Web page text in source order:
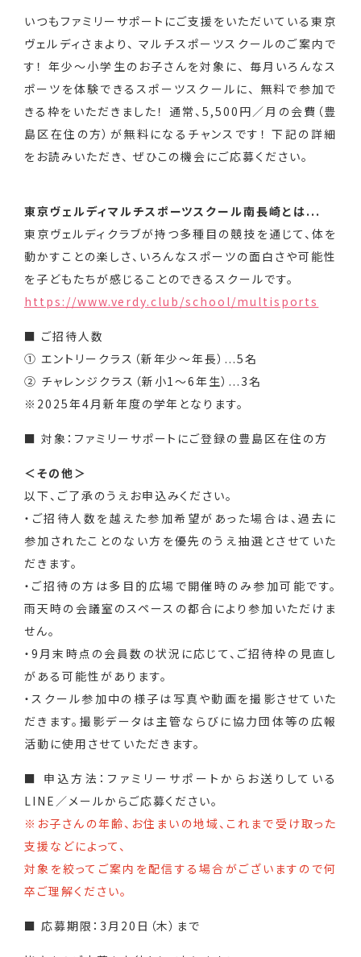
いつもファミリーサポートにご支援をいただいている東京
ヴェルディさまより、 マルチスポーツスクールのご案内で
す！ 年少〜小学生のお子さんを対象に、 毎月いろんなス
ポーツを体験できるスポーツスクールに、 無料で参加で
きる枠をいただきました！ 通常、5,500円／月の会費（豊
島区在住の方）が無料になるチャンスです！ 下記の詳細
をお読みいただき、 ぜひこの機会にご応募ください。
東京ヴェルディマルチスポーツスクール南長崎とは...
東京ヴェルディクラブが持つ多種目の競技を通じて、体を
動かすことの楽しさ、いろんなスポーツの面白さや可能性
を子どもたちが感じることのできるスクールです。
https://www.verdy.club/school/multisports
■ ご招待人数
① エントリークラス（新年少～年長）...5名
② チャレンジクラス（新小1～6年生）...3名
※2025年4月新年度の学年となります。
■ 対象：ファミリーサポートにご登録の豊島区在住の方
＜その他＞
以下、ご了承のうえお申込みください。
・ご招待人数を越えた参加希望があった場合は、過去に
参加されたことのない方を優先のうえ抽選とさせていた
だきます。
・ご招待の方は多目的広場で開催時のみ参加可能です。
雨天時の会議室のスペースの都合により参加いただけま
せん。
・9月末時点の会員数の状況に応じて、ご招待枠の見直し
がある可能性があります。
・スクール参加中の様子は写真や動画を撮影させていた
だきます。撮影データは主管ならびに協力団体等の広報
活動に使用させていただきます。
■ 申込方法：ファミリーサポートからお送りしている
LINE／メールからご応募ください。
※お子さんの年齢、お住まいの地域、これまで受け取った
支援などによって、
対象を絞ってご案内を配信する場合がございますので何
卒ご理解ください。
■ 応募期限：3月20日（木）まで